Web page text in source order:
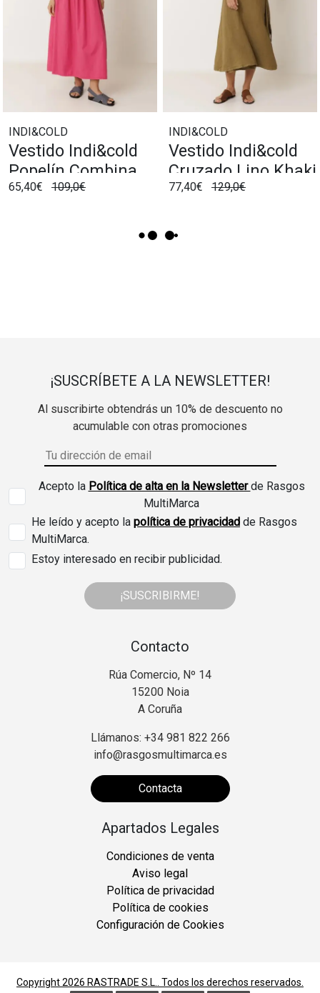
INDI&COLD
Vestido Indi&cold
Popelín Combinado
Fresa
65,40€ 109,0€
INDI&COLD
Vestido Indi&cold
Cruzado Lino Khaki
77,40€ 129,0€
¡SUSCRÍBETE A LA NEWSLETTER!
Al suscribirte obtendrás un 10% de descuento no
acumulable con otras promociones
Acepto la Política de alta en la Newsletterde Rasgos
MultiMarca
He leído y acepto la política de privacidad de Rasgos
MultiMarca.
Estoy interesado en recibir publicidad.
¡SUSCRIBIRME!
Contacto
Rúa Comercio, Nº 14
15200 Noia
A Coruña
Llámanos: +34 981 822 266
info@rasgosmultimarca.es
Contacta
Apartados Legales
Condiciones de venta
Aviso legal
Política de privacidad
Política de cookies
Configuración de Cookies
Copyright 2026 RASTRADE S.L. . Todos los derechos reservados.